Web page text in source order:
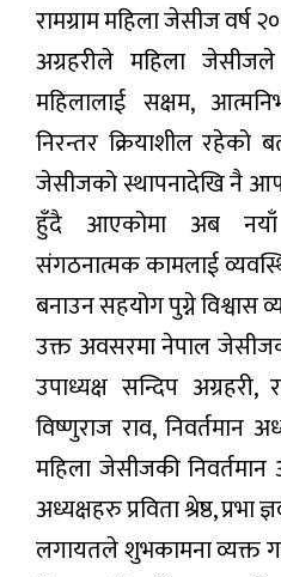
रामग्राम महिला जेसीज वर्ष
अग्रहरीले महिला
महिलालाई सक्षम,
निरन्तर क्रियाशील रहेको
जेसीजको स्थापनादेखि नै
हुँदै आएकोमा अब नयाँ
संगठनात्मक कामलाई
बनाउन सहयोग पुग्ने विश्वास
उक्त अवसरमा नेपाल जेसीजका
उपाध्यक्ष सन्दिप अग्रहरी,
विष्णुराज राव, निवर्तमान
महिला जेसीजकी निवर्तमान
अध्यक्षहरु प्रविता श्रेष्ठ, प्रभा
लगायतले शुभकामना व्यक्त